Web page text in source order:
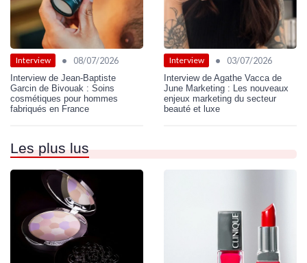
Interview • 08/07/2026
Interview de Jean-Baptiste
Garcin de Bivouak : Soins
cosmétiques pour hommes
fabriqués en France
Interview • 03/07/2026
Interview de Agathe Vacca de
June Marketing : Les nouveaux
enjeux marketing du secteur
beauté et luxe
Les plus lus